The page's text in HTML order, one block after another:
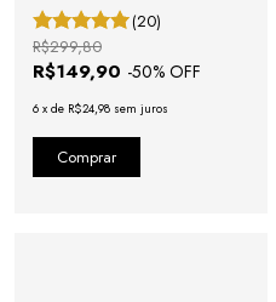
(20)
R$149,90 -50% OFF
R$299,80
6 x de R$24,98 sem juros